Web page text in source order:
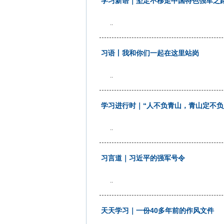
..
习语丨我和你们一起在这里站岗
..
学习进行时｜“人不负青山，青山定不
..
习言道｜习近平的强军号令
..
天天学习｜一份40多年前的作风文件